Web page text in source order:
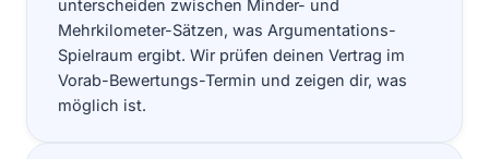
unterscheiden zwischen Minder- und
Mehrkilometer-Sätzen, was Argumentations-
Spielraum ergibt. Wir prüfen deinen Vertrag im
Vorab-Bewertungs-Termin und zeigen dir, was
möglich ist.